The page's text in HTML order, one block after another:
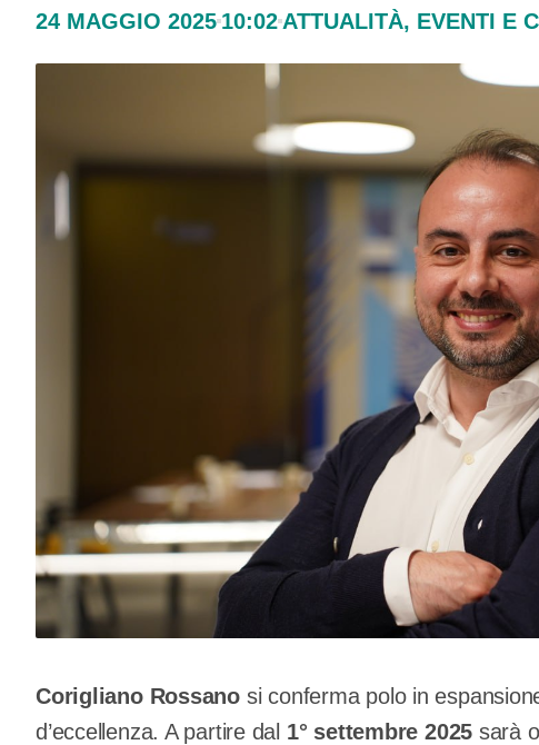
24 MAGGIO 2025 10:02 ATTUALITÀ, EVENTI E
Corigliano Rossano si conferma polo in
d’eccellenza. A partire dal 1° settembre 2025 sarà